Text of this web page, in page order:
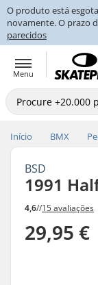
O produto está
novamente. O prazo
parecidos
Menu
Início BMX
BSD
1991
4,6//15 avaliações
29,95 €